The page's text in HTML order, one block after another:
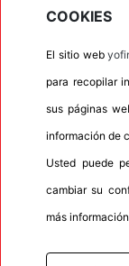
Horario
Horario de
Aviso
escoge uno
acción lleva
neumáticos.
COOKIES
El sitio web
para recopilar
sus páginas
información de
Usted puede
cambiar su
más